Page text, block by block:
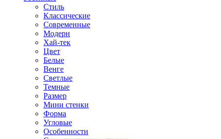
Стиль
Классические
Современные
Модерн
Хай-тек
Цвет
Белые
Венге
Светлые
Темные
Размер
Мини стенки
Форма
Угловые
Особенности